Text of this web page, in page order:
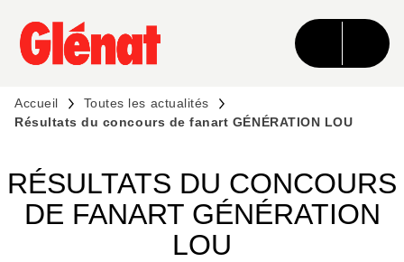
MENU RECHERCHE CONTENU
PIED DE PAGE
Accueil
Toutes les actualités
Résultats du concours de fanart GÉNÉRATION LOU
RÉSULTATS DU CONCOURS
DE FANART GÉNÉRATION
LOU